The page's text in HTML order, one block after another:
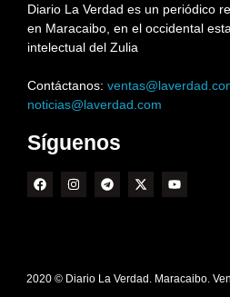
Diario La Verdad es un periódico
en Maracaibo, en el occidental
intelectual del Zulia
Contáctanos:
noticias@laverdad.com
Síguenos
2020 © Diario La Verdad. Maracaibo.